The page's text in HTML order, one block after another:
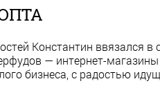
Константин ввязался
— интернет-
бизнеса, с радостью